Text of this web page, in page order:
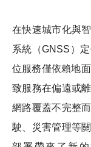
在快速城市化與
系統（GNSS）
位服務僅依賴地
致服務在偏遠或
網路覆蓋不完整
駛、災害管理等